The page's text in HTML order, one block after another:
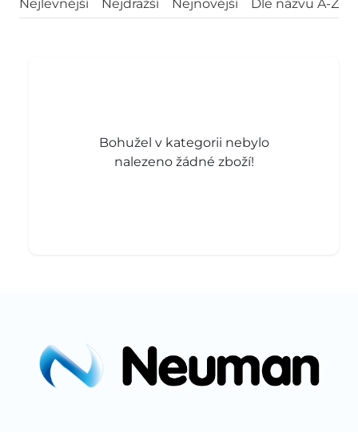
Nejlevnější Nejdražší Nejnovější Dle názvu A-Z
Bohužel v kategorii nebylo
nalezeno žádné zboží!